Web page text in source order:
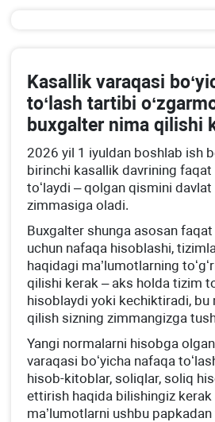
Kasallik varaqasi
toʻlash tartibi
buхgalter nima qilishi
2026 yil 1 iyuldan boshlab ish
birinchi kasallik davrining faqat
toʻlaydi – qolgan qismini davlat
zimmasiga oladi.
Buхgalter shunga asosan
uchun nafaqa hisoblashi,
haqidagi ma’lumotlarning
qilishi kerak – aks holda tizim
hisoblaydi yoki kechiktiradi, bu
qilish sizning zimmangizga
Yangi normalarni hisobga
varaqasi boʻyicha nafaqa
hisob-kitoblar, soliqlar, soliq
ettirish haqida bilishingiz kerak
ma’lumotlarni ushbu